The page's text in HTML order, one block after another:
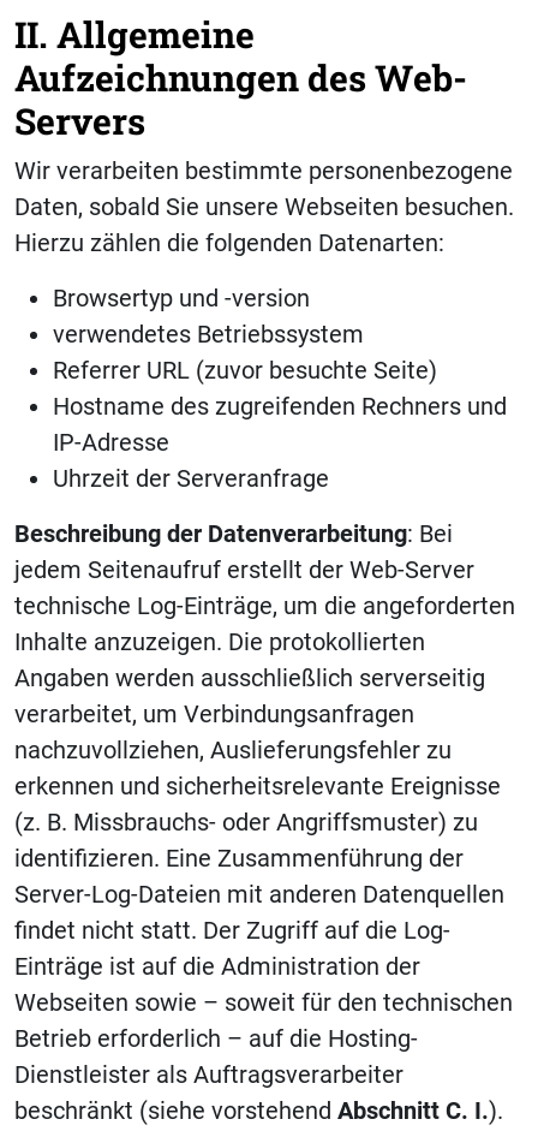
II. Allgemeine
Aufzeichnungen des Web-
Servers
Wir verarbeiten bestimmte personenbezogene
Daten, sobald Sie unsere Webseiten besuchen.
Hierzu zählen die folgenden Datenarten:
Browsertyp und -version
verwendetes Betriebssystem
Referrer URL (zuvor besuchte Seite)
Hostname des zugreifenden Rechners und
IP-Adresse
Uhrzeit der Serveranfrage
Beschreibung der Datenverarbeitung: Bei
jedem Seitenaufruf erstellt der Web-Server
technische Log-Einträge, um die angeforderten
Inhalte anzuzeigen. Die protokollierten
Angaben werden ausschließlich serverseitig
verarbeitet, um Verbindungsanfragen
nachzuvollziehen, Auslieferungsfehler zu
erkennen und sicherheitsrelevante Ereignisse
(z. B. Missbrauchs- oder Angriffsmuster) zu
identifizieren. Eine Zusammenführung der
Server-Log-Dateien mit anderen Datenquellen
findet nicht statt. Der Zugriff auf die Log-
Einträge ist auf die Administration der
Webseiten sowie – soweit für den technischen
Betrieb erforderlich – auf die Hosting-
Dienstleister als Auftragsverarbeiter
beschränkt (siehe vorstehend Abschnitt C. I.).